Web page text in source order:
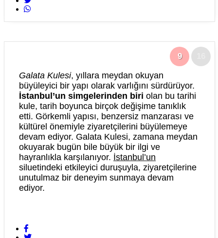
9
Galata Kulesi, yıllara meydan okuyan
büyüleyici bir yapı olarak varlığını sürdürüyor.
İstanbul’un simgelerinden biri olan bu tarihi
kule, tarih boyunca birçok değişime tanıklık
etti. Görkemli yapısı, benzersiz manzarası ve
kültürel önemiyle ziyaretçilerini büyülemeye
devam ediyor. Galata Kulesi, zamana meydan
okuyarak bugün bile büyük bir ilgi ve
hayranlıkla karşılanıyor. İstanbul’un
siluetindeki etkileyici duruşuyla, ziyaretçilerine
unutulmaz bir deneyim sunmaya devam
ediyor.